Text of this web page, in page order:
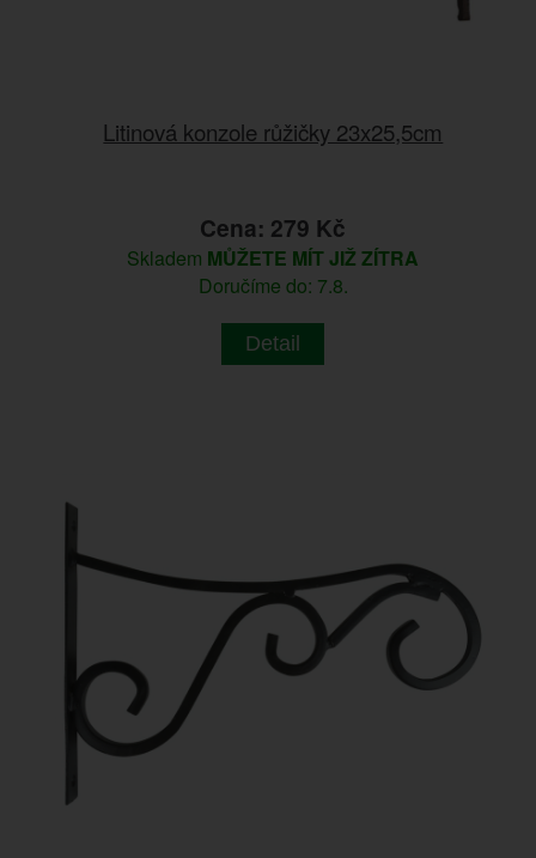
Litinová konzole růžičky 23x25,5cm
Cena: 279 Kč
Skladem MŮŽETE MÍT JIŽ ZÍTRA
Doručíme do: 7.8.
Detail